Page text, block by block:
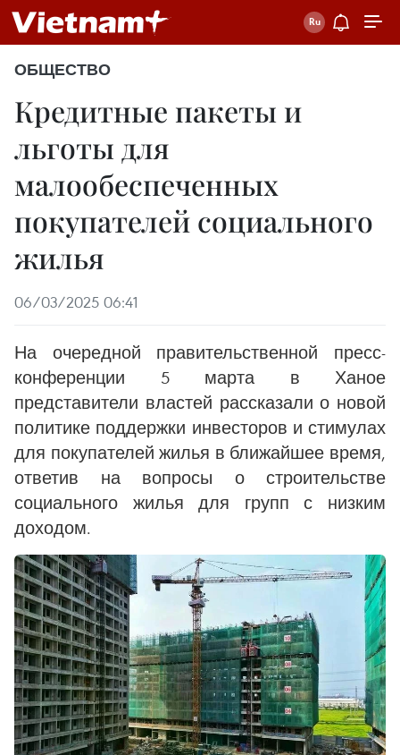
ОБЩЕСТВО
Кредитные пакеты и
льготы для
малообеспеченных
покупателей социального
жилья
06/03/2025 06:41
На очередной правительственной пресс-
конференции 5 марта в Ханое
представители властей рассказали о новой
политике поддержки инвесторов и стимулах
для покупателей жилья в ближайшее время,
ответив на вопросы о строительстве
социального жилья для групп с низким
доходом.